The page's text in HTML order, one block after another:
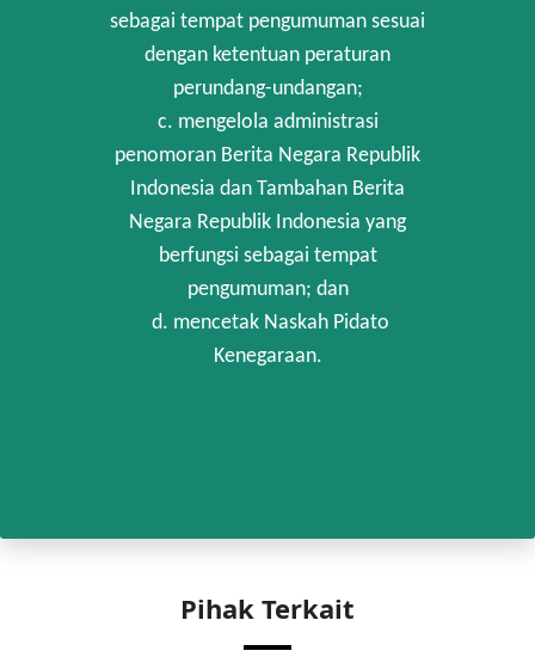
sebagai tempat pengumuman sesuai
dengan ketentuan peraturan
perundang-undangan;
c. mengelola administrasi
penomoran Berita Negara Republik
Indonesia dan Tambahan Berita
Negara Republik Indonesia yang
berfungsi sebagai tempat
pengumuman; dan
d. mencetak Naskah Pidato
Kenegaraan.
Pihak Terkait